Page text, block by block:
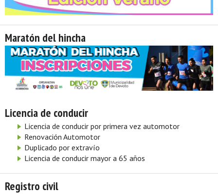
Maratón del hincha
Licencia de conducir
Licencia de conducir por primera vez automotor
Renovación Automotor
Duplicado por extravío
Licencia de conducir mayor a 65 años
Registro civil